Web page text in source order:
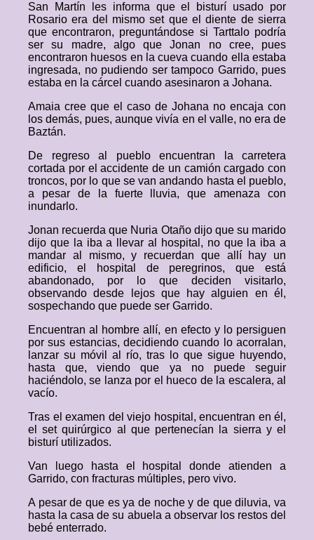
San Martín les informa que el bisturí usado por
Rosario era del mismo set que el diente de sierra
que encontraron, preguntándose si Tarttalo podría
ser su madre, algo que Jonan no cree, pues
encontraron huesos en la cueva cuando ella estaba
ingresada, no pudiendo ser tampoco Garrido, pues
estaba en la cárcel cuando asesinaron a Johana.
Amaia cree que el caso de Johana no encaja con
los demás, pues, aunque vivía en el valle, no era de
Baztán.
De regreso al pueblo encuentran la carretera
cortada por el accidente de un camión cargado con
troncos, por lo que se van andando hasta el pueblo,
a pesar de la fuerte lluvia, que amenaza con
inundarlo.
Jonan recuerda que Nuria Otaño dijo que su marido
dijo que la iba a llevar al hospital, no que la iba a
mandar al mismo, y recuerdan que allí hay un
edificio, el hospital de peregrinos, que está
abandonado, por lo que deciden visitarlo,
observando desde lejos que hay alguien en él,
sospechando que puede ser Garrido.
Encuentran al hombre allí, en efecto y lo persiguen
por sus estancias, decidiendo cuando lo acorralan,
lanzar su móvil al río, tras lo que sigue huyendo,
hasta que, viendo que ya no puede seguir
haciéndolo, se lanza por el hueco de la escalera, al
vacío.
Tras el examen del viejo hospital, encuentran en él,
el set quirúrgico al que pertenecían la sierra y el
bisturí utilizados.
Van luego hasta el hospital donde atienden a
Garrido, con fracturas múltiples, pero vivo.
A pesar de que es ya de noche y de que diluvia, va
hasta la casa de su abuela a observar los restos del
bebé enterrado.